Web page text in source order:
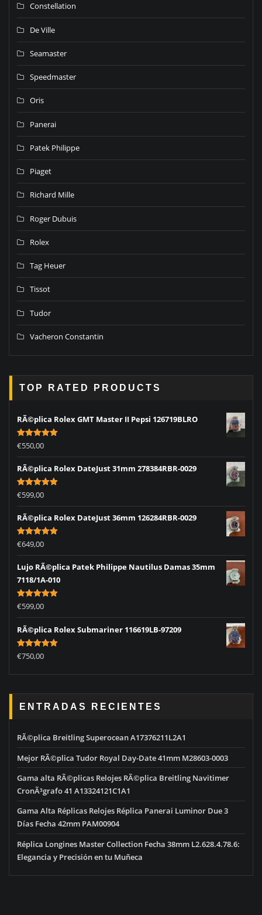
Constellation
De Ville
Seamaster
Speedmaster
Oris
Panerai
Patek Philippe
Piaget
Richard Mille
Roger Dubuis
Rolex
Tag Heuer
Tissot
Tudor
Vacheron Constantin
TOP RATED PRODUCTS
RÃ©plica Rolex GMT Master II Pepsi 126719BLRO
Rated5.00
out of 5
€550,00
RÃ©plica Rolex DateJust 31mm 278384RBR-0029
Rated5.00
out of 5
€599,00
RÃ©plica Rolex DateJust 36mm 126284RBR-0029
Rated5.00
out of 5
€649,00
Lujo RÃ©plica Patek Philippe Nautilus Damas 35mm
7118/1A-010
Rated5.00
out of 5
€599,00
RÃ©plica Rolex Submariner 116619LB-97209
Rated5.00
out of 5
€750,00
ENTRADAS RECIENTES
RÃ©plica Breitling Superocean A17376211L2A1
Mejor RÃ©plica Tudor Royal Day-Date 41mm M28603-0003
Gama alta RÃ©plicas Relojes RÃ©plica Breitling Navitimer
CronÃ³grafo 41 A13324121C1A1
Gama Alta Réplicas Relojes Réplica Panerai Luminor Due 3
Días Fecha 42mm PAM00904
Réplica Longines Master Collection Fecha 38mm L2.628.4.78.6:
Elegancia y Precisión en tu Muñeca